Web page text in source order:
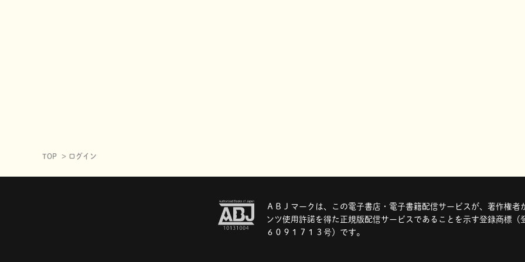
TOP ログイン
ＡＢＪマークは、この電子書店・電子書籍配信サービスが、著作権者
ンツ使用許諾を得た正規版配信サービスであることを示す登録商標（
６０９１７１３号）です。